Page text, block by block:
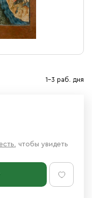
1-3 раб. дня
, чтобы увидеть